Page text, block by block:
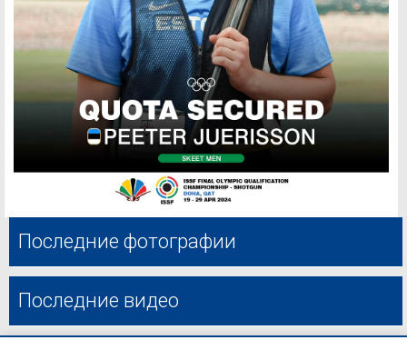
Последние фотографии
Последние видео